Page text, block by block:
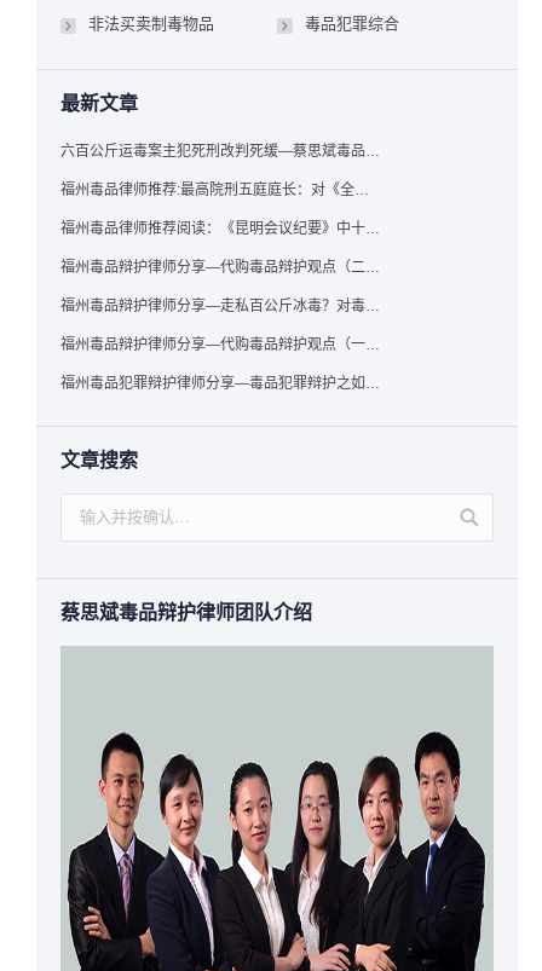
非法买卖制毒物品 毒品犯罪综合
最新文章
六百公斤运毒案主犯死刑改判死缓—蔡思斌毒品犯罪辩护成功案例
福州毒品律师推荐:最高院刑五庭庭长：对《全国法院毒品案件审判工作会议纪要》的理解与适用
福州毒品律师推荐阅读：《昆明会议纪要》中十个“意想不到”的规定
福州毒品辩护律师分享—代购毒品辩护观点（二）——“牟利”之辩
福州毒品辩护律师分享—走私百公斤冰毒？对毒品缺失型走私毒品罪案件，该如何有效辩护
福州毒品辩护律师分享—代购毒品辩护观点（一）——“真假”之辩
福州毒品犯罪辩护律师分享—毒品犯罪辩护之如何提炼言辞证据
文章搜索
蔡思斌毒品辩护律师团队介绍